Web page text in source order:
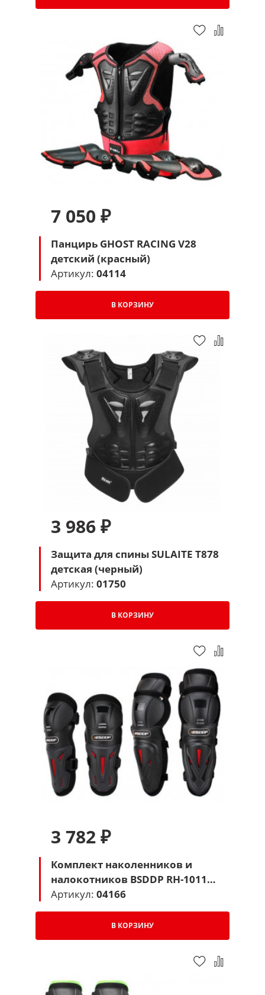
7 050 ₽
Панцирь GHOST RACING V28
детский (красный)
Артикул: 04114
В КОРЗИНУ
3 986 ₽
Защита для спины SULAITE T878
детская (черный)
Артикул: 01750
В КОРЗИНУ
3 782 ₽
Комплект наколенников и
налокотников BSDDP RH-1011
(черный)
Артикул: 04166
В КОРЗИНУ